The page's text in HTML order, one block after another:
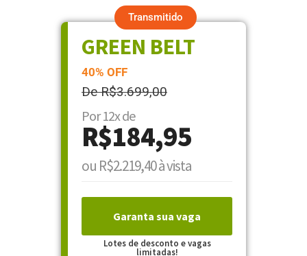
Transmitido
GREEN BELT
40% OFF
De R$3.699,00
Por 12x de
R$184,95
ou R$2.219,40 à vista
Garanta sua vaga
Lotes de desconto e vagas
limitadas!